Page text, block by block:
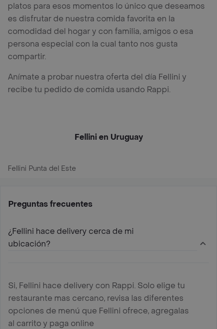
platos para esos momentos lo único que deseamos
es disfrutar de nuestra comida favorita en la
comodidad del hogar y con familia, amigos o esa
persona especial con la cual tanto nos gusta
compartir.
Anímate a probar nuestra oferta del día Fellini y
recibe tu pedido de comida usando Rappi.
Fellini en Uruguay
Fellini Punta del Este
Preguntas frecuentes
¿Fellini hace delivery cerca de mi
ubicación?
Si, Fellini hace delivery con Rappi. Solo elige tu
restaurante mas cercano, revisa las diferentes
opciones de menú que Fellini ofrece, agregalas
al carrito y paga online